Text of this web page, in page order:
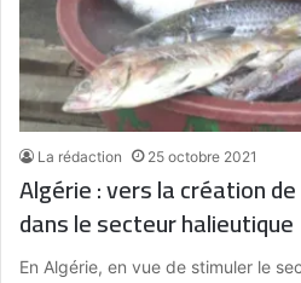
La rédaction 25 octobre 2021
Algérie : vers la création
dans le secteur halieutique
En Algérie, en vue de stimuler le